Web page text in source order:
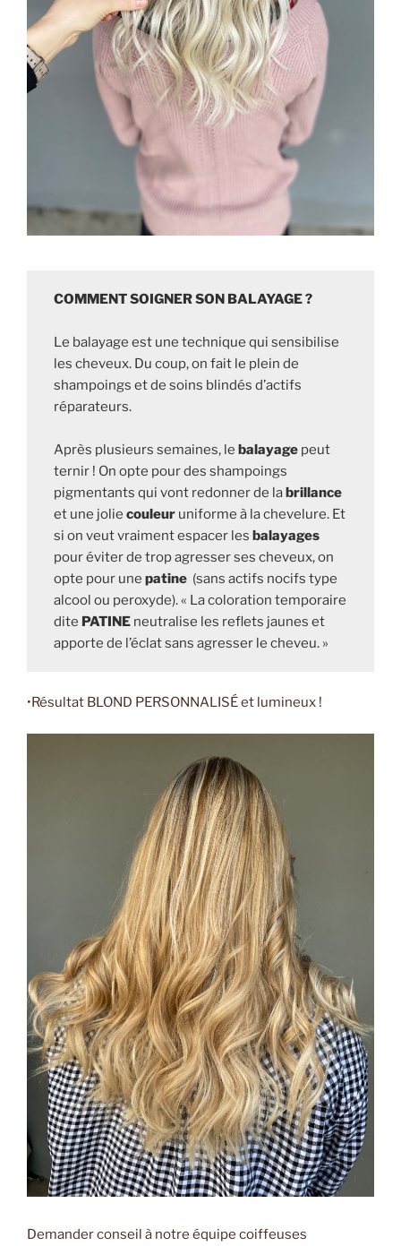
COMMENT SOIGNER SON BALAYAGE ?
Le balayage est une technique qui sensibilise
les cheveux. Du coup, on fait le plein de
shampoings et de soins blindés d’actifs
réparateurs.
Après plusieurs semaines, le balayage peut
ternir ! On opte pour des shampoings
pigmentants qui vont redonner de labrillance
et une jolie couleur uniforme à la chevelure. Et
si on veut vraiment espacer les balayages
pour éviter de trop agresser ses cheveux, on
opte pour une patine (sans actifs nocifs type
alcool ou peroxyde). « La coloration temporaire
dite PATINE neutralise les reflets jaunes et
apporte de l’éclat sans agresser le cheveu. »
•Résultat BLOND PERSONNALISÉ et lumineux !
Demander conseil à notre équipe coiffeuses